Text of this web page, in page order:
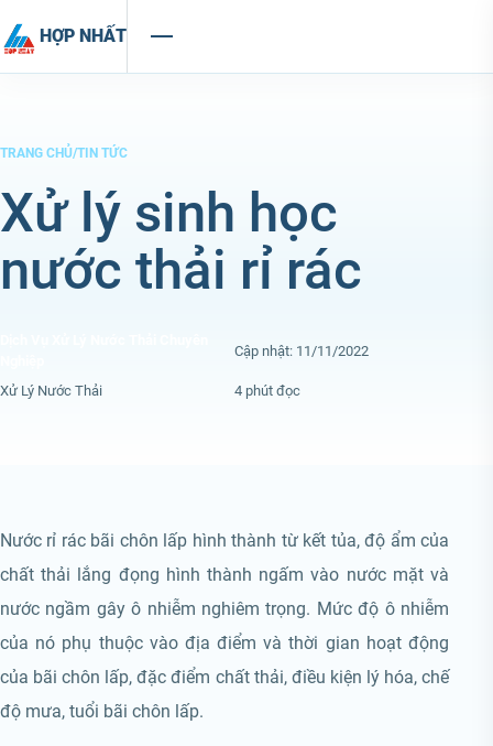
HỢP NHẤT
TRANG CHỦ/TIN TỨC
Xử lý sinh học
nước thải rỉ rác
Cập nhật: 11/11/2022
Xử Lý Nước Thải 4 phút đọc
Nước rỉ rác bãi chôn lấp hình thành từ kết tủa, độ ẩm của
chất thải lắng đọng hình thành ngấm vào nước mặt và
nước ngầm gây ô nhiễm nghiêm trọng. Mức độ ô nhiễm
của nó phụ thuộc vào địa điểm và thời gian hoạt động
của bãi chôn lấp, đặc điểm chất thải, điều kiện lý hóa, chế
độ mưa, tuổi bãi chôn lấp.